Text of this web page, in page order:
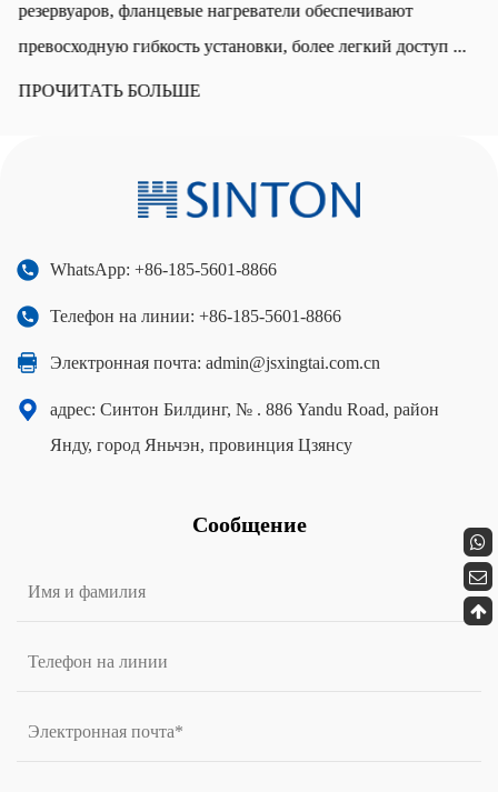
резервуаров, фланцевые нагреватели обеспечивают
превосходную гибкость установки, более легкий доступ ...
ПРОЧИТАТЬ БОЛЬШЕ
WhatsApp: +86-185-5601-8866
Телефон на линии: +86-185-5601-8866
Электронная почта: admin@jsxingtai.com.cn
адрес: Синтон Билдинг, № . 886 Yandu Road, район
Янду, город Яньчэн, провинция Цзянсу
Сообщение